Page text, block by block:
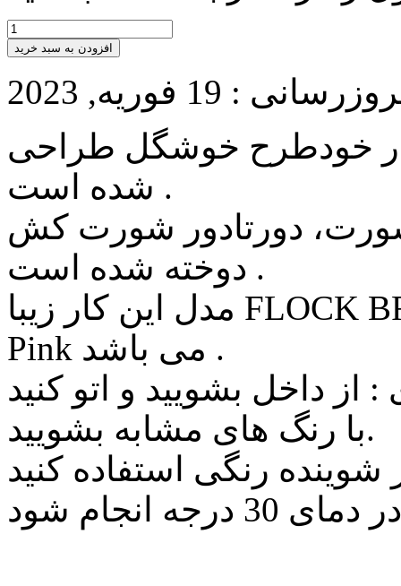
افزودن به سبد خرید
: 19 فوریه, 2023
خودطرح خوشگل طراحی
شده است .
دورتادور شورت کش
دوخته شده است .
مدل این کار زیبا FLOCK BRAZILIAN و به رنگ Porcelain
Pink می باشد .
با رنگ های مشابه بشویید.